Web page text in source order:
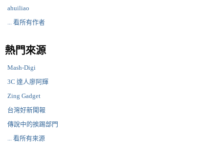
ahuiliao
... 看所有作者
熱門來源
Mash-Digi
3C 達人廖阿輝
Zing Gadget
台灣好新聞報
傳說中的挨踢部門
... 看所有來源